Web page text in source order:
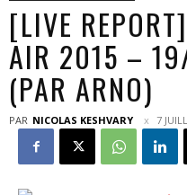
[LIVE
AIR 2015 –
(PAR ARNO)
PAR NICOLAS KESHVARY 7